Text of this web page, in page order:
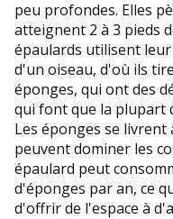
peu profondes. Elles
atteignent 2 à 3 pieds
épaulards utilisent
d'un oiseau, d'où ils
éponges, qui ont des
qui font que la plupart
Les éponges se
peuvent dominer les
épaulard peut
d'éponges par an, ce
d'offrir de l'espace à